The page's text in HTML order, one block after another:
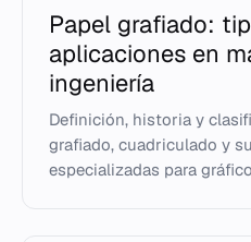
Papel grafiado:
aplicaciones en
ingeniería
Definición, historia y
grafiado, cuadriculado y
especializadas para